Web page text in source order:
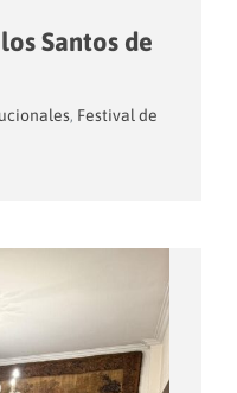
Santos de
, Festival de